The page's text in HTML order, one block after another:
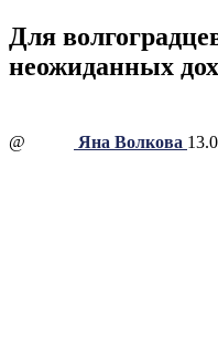
Для
неожиданных
@ Яна Волкова